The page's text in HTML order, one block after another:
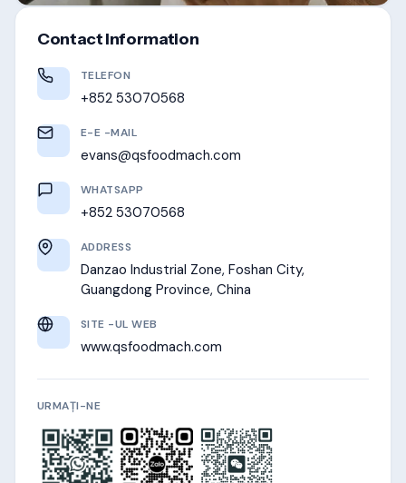
Contact Information
TELEFON
+852 53070568
E-E -MAIL
evans@qsfoodmach.com
WHATSAPP
+852 53070568
ADDRESS
Danzao Industrial Zone, Foshan City,
Guangdong Province, China
SITE -UL WEB
www.qsfoodmach.com
URMAȚI-NE